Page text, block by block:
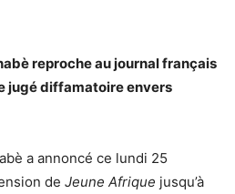
reproche au journal français
jugé diffamatoire envers
a annoncé ce lundi 25
de Jeune Afrique jusqu’à